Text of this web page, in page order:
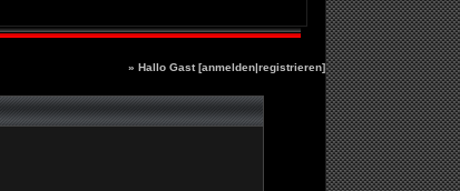
» Hallo Gast [anmelden|registrieren]